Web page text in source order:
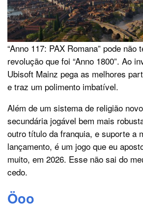
“Anno 117: PAX Romana” pode
revolução que foi “Anno 1800”. Ao
Ubisoft Mainz pega as melhores
e traz um polimento imbatível.
Além de um sistema de religião
secundária jogável bem mais
outro título da franquia, e suporte a
lançamento, é um jogo que eu
muito, em 2026. Esse não sai do
cedo.
Öoo